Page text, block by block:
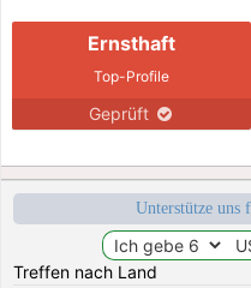
Ernsthaft
Top-Profile
Geprüft
Unterstütze uns
Treffen nach Land